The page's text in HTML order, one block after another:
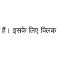
हैं। इसके लिए क्लिक